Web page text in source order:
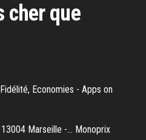
cher que
Economies - Apps on
Marseille -… Monoprix